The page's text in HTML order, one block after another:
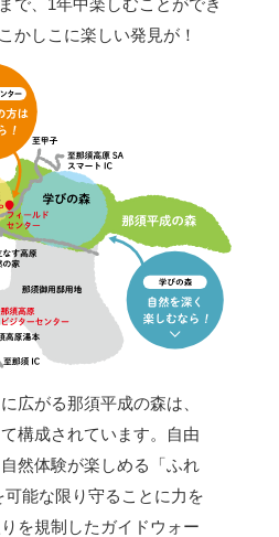
で、1年中楽しむことができ
かしこに楽しい発見が！
広がる那須平成の森は、
構成されています。自由
然体験が楽しめる「ふれ
能な限り守ることに力を
を規制したガイドウォー